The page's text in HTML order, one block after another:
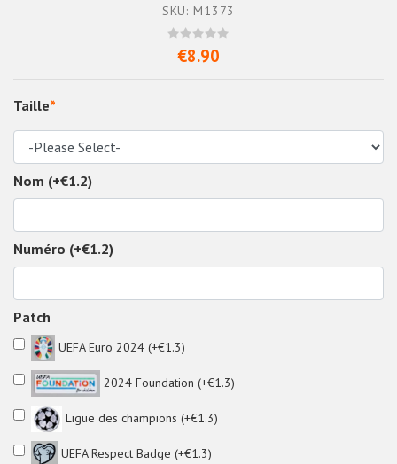
SKU: M1373
€8.90
Taille*
Nom (+€1.2)
Numéro (+€1.2)
Patch
UEFA Euro 2024 (+€1.3)
2024 Foundation (+€1.3)
Ligue des champions (+€1.3)
UEFA Respect Badge (+€1.3)